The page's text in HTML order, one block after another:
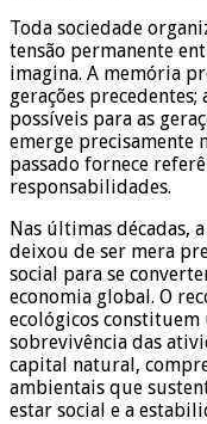
Toda sociedade
tensão permanente
imagina. A memória
gerações
possíveis para as
emerge precisamente
passado fornece
responsabilidades.
Nas últimas décadas,
deixou de ser mera
social para se
economia global. O
ecológicos
sobrevivência das
capital natural,
ambientais que
estar social e a